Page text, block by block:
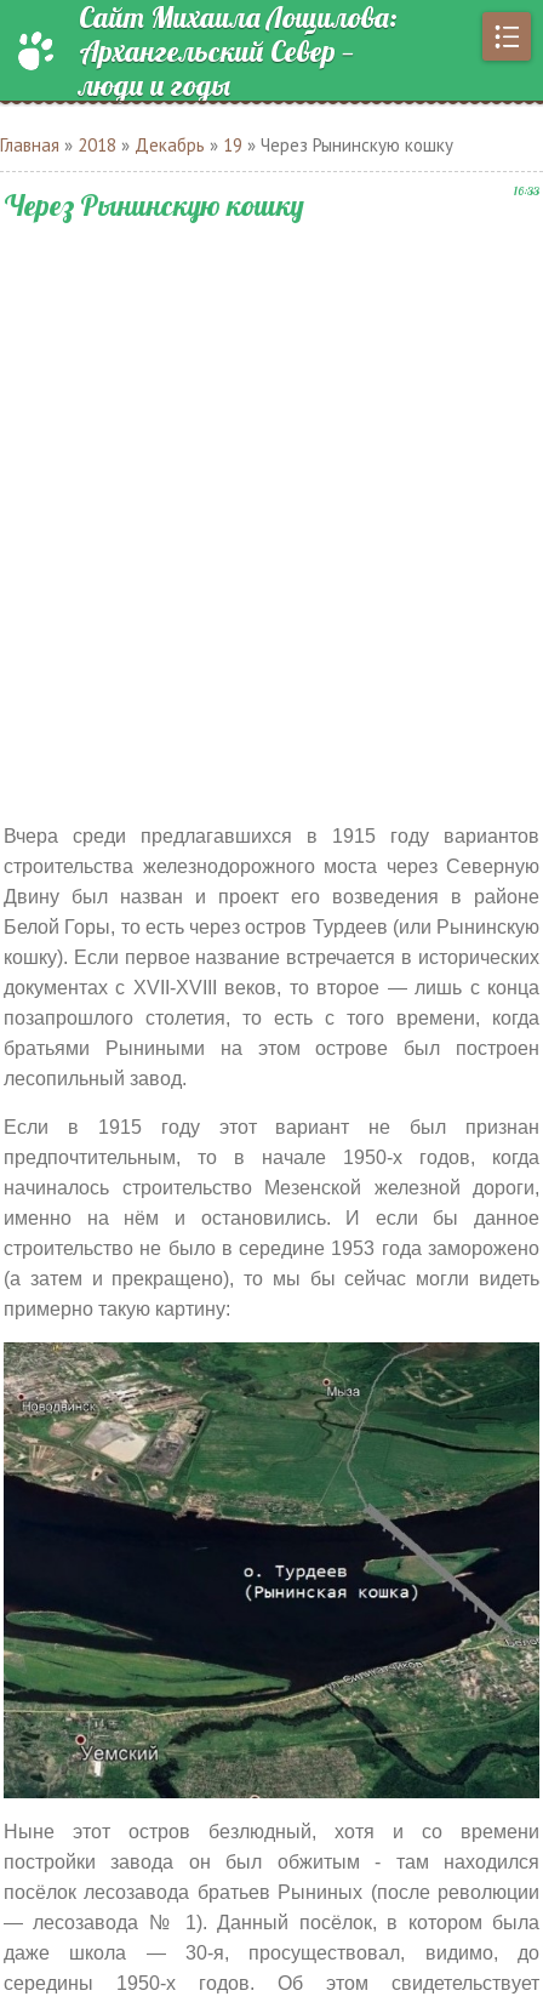
Сайт Михаила Лощилова:
Архангельский Север —
люди и годы
Главная » 2018 » Декабрь » 19 » Через Рынинскую кошку
16:33
Через Рынинскую кошку
Вчера среди предлагавшихся в 1915 году вариантов
строительства железнодорожного моста через Северную
Двину был назван и проект его возведения в районе
Белой Горы, то есть через остров Турдеев (или Рынинскую
кошку). Если первое название встречается в исторических
документах с XVII-XVIII веков, то второе — лишь с конца
позапрошлого столетия, то есть с того времени, когда
братьями Рыниными на этом острове был построен
лесопильный завод.
Если в 1915 году этот вариант не был признан
предпочтительным, то в начале 1950-х годов, когда
начиналось строительство Мезенской железной дороги,
именно на нём и остановились. И если бы данное
строительство не было в середине 1953 года заморожено
(а затем и прекращено), то мы бы сейчас могли видеть
примерно такую картину:
Ныне этот остров безлюдный, хотя и со времени
постройки завода он был обжитым - там находился
посёлок лесозавода братьев Рыниных (после революции
— лесозавода № 1). Данный посёлок, в котором была
даже школа — 30-я, просуществовал, видимо, до
середины 1950-х годов. Об этом свидетельствует